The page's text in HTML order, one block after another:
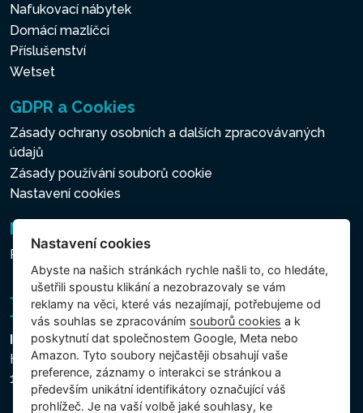
Nafukovací nábytek
Domácí mazlíčci
Příslušenství
Wetset
GDPR a Cookies
Zásady ochrany osobních a dalších zpracovávaných
údajů
Zásady používání souborů cookie
Nastavení cookies
Newsletter
Přihlášení k odběru novinek
Intex Trading, s.r.o.
Hradecká 2526/3
130 00 Praha 3 - Česká republika
Nastavení cookies
Abyste na našich stránkách rychle našli to, co hledáte,
ušetřili spoustu klikání a nezobrazovaly se vám
reklamy na věci, které vás nezajímají, potřebujeme od
vás souhlas se zpracováním souborů cookies a k
poskytnutí dat společnostem Google, Meta nebo
Amazon. Tyto soubory nejčastěji obsahují vaše
preference, záznamy o interakci se stránkou a
především unikátní identifikátory označující váš
prohlížeč. Je na vaší volbě jaké souhlasy, ke